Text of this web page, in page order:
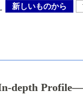
新しいものから
depth